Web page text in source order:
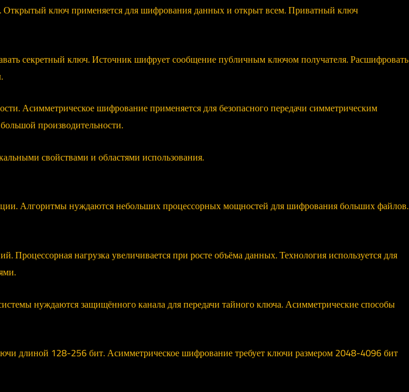
ключ применяется для шифрования данных и открыт всем. Приватный ключ
секретный ключ. Источник шифрует сообщение публичным ключом получателя. Расшифровать
Асимметрическое шифрование применяется для безопасного передачи симметрическим
производительности.
свойствами и областями использования.
Алгоритмы нуждаются небольших процессорных мощностей для шифрования больших файлов.
нагрузка увеличивается при росте объёма данных. Технология используется для
нуждаются защищённого канала для передачи тайного ключа. Асимметрические способы
длиной 128-256 бит. Асимметрическое шифрование требует ключи размером 2048-4096 бит